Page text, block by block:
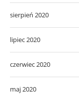
sierpień 2020
lipiec 2020
czerwiec 2020
maj 2020